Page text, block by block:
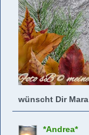
wünscht Dir Mara
*Andrea*